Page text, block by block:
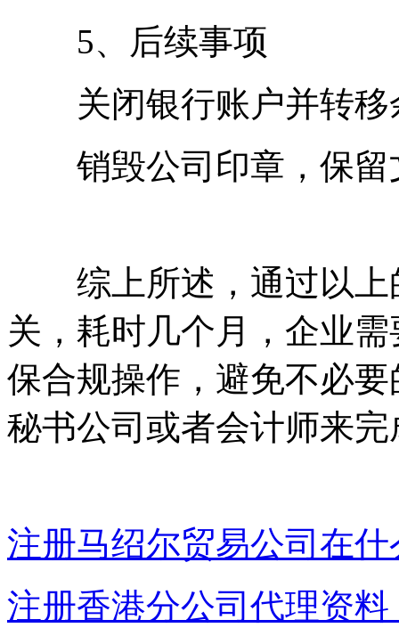
5、后续事项
关闭银行账户并转移
销毁公司印章，保留
综上所述，通过以上
关，耗时几个月，企业
保合规操作，避免不必
秘书公司或者会计师来
注册马绍尔贸易公司在
注册香港分公司代理资